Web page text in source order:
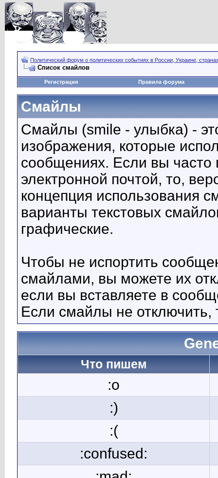
Политический форум о политических событиях в России, Украине,
Список смайлов
Регистрация Правила форума
Смайлы
Смайлы (smile - улыбка) -
изображения, которые
сообщениях. Если вы часто
электронной почтой, то,
концепция использования
варианты текстовых
графические.
Чтобы не испортить
смайлами, вы можете их
если вы вставляете в
Если смайлы не отключить,
Что пишем
:o
:)
:(
:confused: